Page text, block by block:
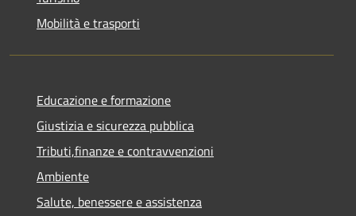
Mobilità e trasporti
Educazione e formazione
Giustizia e sicurezza pubblica
Tributi,finanze e contravvenzioni
Ambiente
Salute, benessere e assistenza